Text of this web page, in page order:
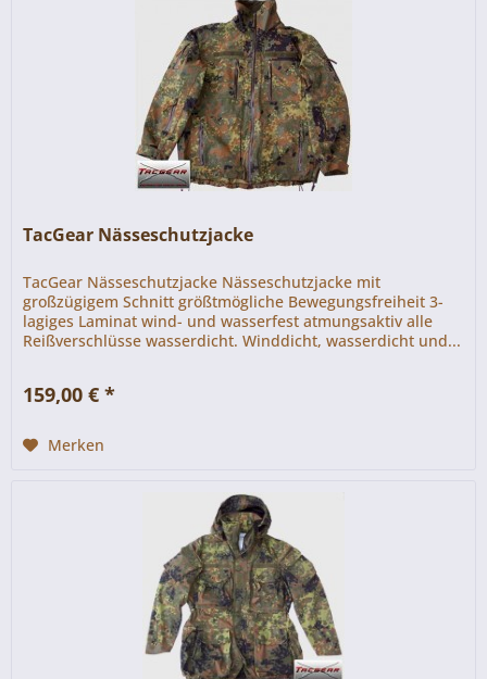
TacGear Nässeschutzjacke
TacGear Nässeschutzjacke Nässeschutzjacke mit
großzügigem Schnitt größtmögliche Bewegungsfreiheit 3-
lagiges Laminat wind- und wasserfest atmungsaktiv alle
Reißverschlüsse wasserdicht. Winddicht, wasserdicht und...
159,00 € *
Merken